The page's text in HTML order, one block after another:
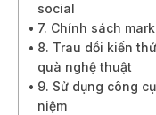
social
7. Chính sách
8. Trau dồi kiến
quà nghệ thuật
9. Sử dụng công
niệm